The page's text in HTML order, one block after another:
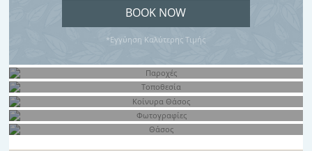
*Εγγύηση Καλύτερης Τιμής
Παροχές
Τοποθεσία
Κοίνυρα Θάσος